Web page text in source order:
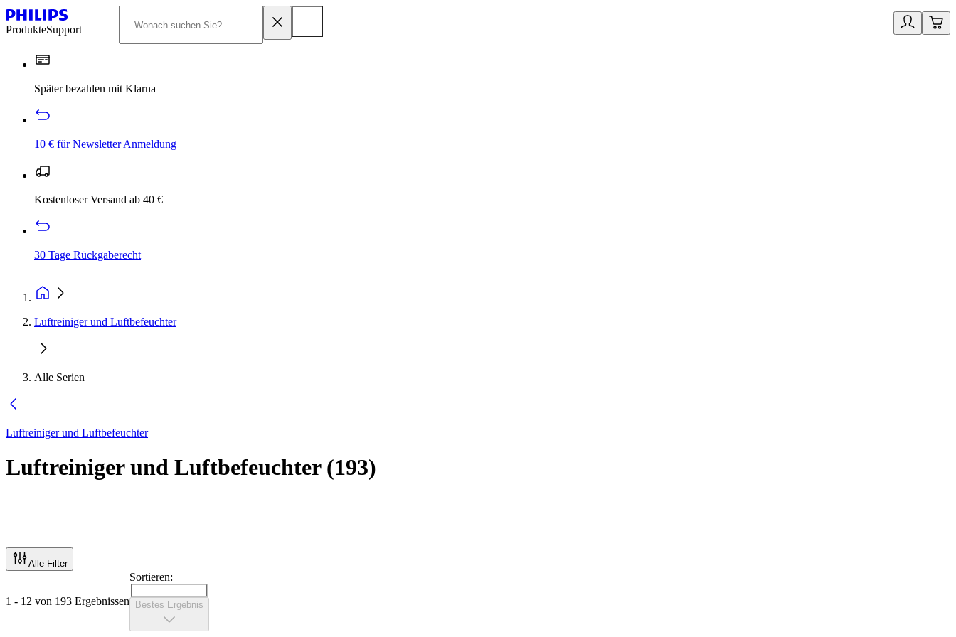
ProdukteSupport
Später bezahlen mit Klarna
10 € für Newsletter Anmeldung
Kostenloser Versand ab 40 €
30 Tage Rückgaberecht
Luftreiniger und Luftbefeuchter
Alle Serien
Luftreiniger und Luftbefeuchter
Luftreiniger und Luftbefeuchter(193)
Alle Filter
1 - 12 von 193 Ergebnissen
Sortieren:
Bestes Ergebnis